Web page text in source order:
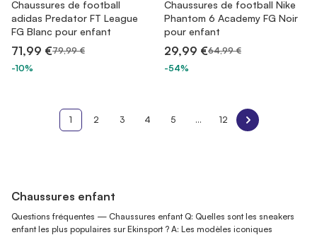
Chaussures de football
adidas Predator FT League
FG Blanc pour enfant
71,99 €79,99 €
-10%
Chaussures de football Nike
Phantom 6 Academy FG Noir
pour enfant
29,99 €64,99 €
-54%
1 2 3 4 5 ... 12
Chaussures enfant
Questions fréquentes — Chaussures enfant Q: Quelles sont les sneakers
enfant les plus populaires sur Ekinsport ? A: Les modèles iconiques